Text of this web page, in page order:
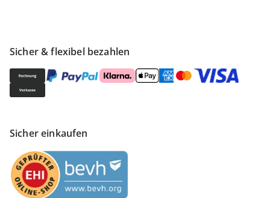
Sicher & flexibel bezahlen
Sicher einkaufen